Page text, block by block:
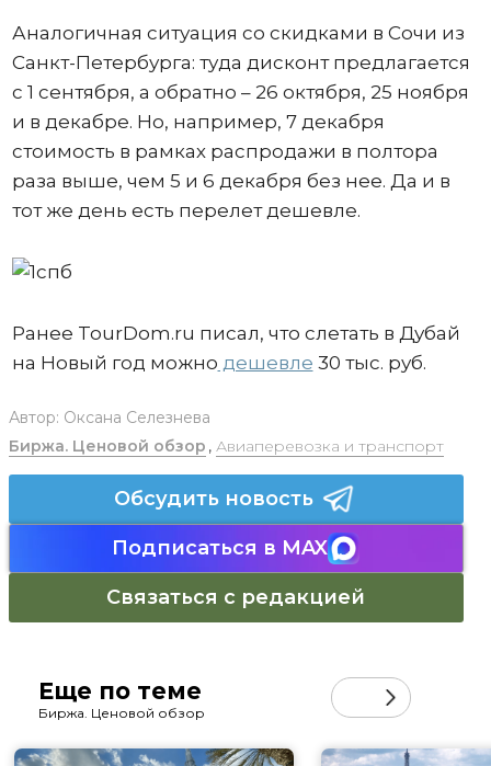
Аналогичная ситуация со скидками в Сочи из
Санкт-Петербурга: туда дисконт предлагается
с 1 сентября, а обратно – 26 октября, 25 ноября
и в декабре. Но, например, 7 декабря
стоимость в рамках распродажи в полтора
раза выше, чем 5 и 6 декабря без нее. Да и в
тот же день есть перелет дешевле.
Ранее TourDom.ru писал, что слетать в Дубай
на Новый год можно дешевле 30 тыс. руб.
Автор: Оксана Селезнева
Биржа. Ценовой обзор , Авиаперевозка и транспорт
Обсудить новость
Подписаться в MAX
Связаться с редакцией
Еще по теме
Биржа. Ценовой обзор